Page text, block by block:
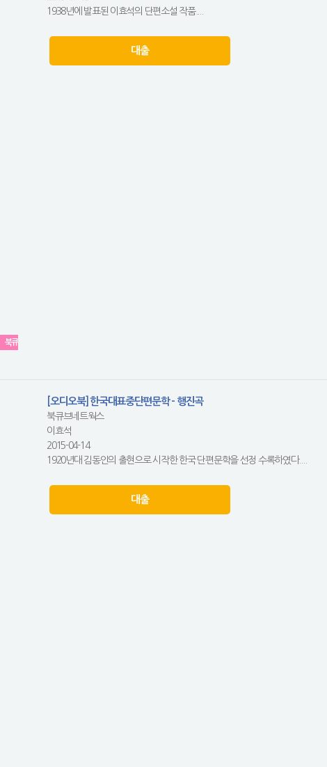
북큐
1938년에 발표된 이효석의 단편소설 작품....
대출
[오디오북] 한국대표중단편문학 - 행진곡
북큐브네트웍스
이효석
2015-04-14
1920년대 김동인의 출현으로 시작한 한국 단편문학을 선정 수록하였다....
대출